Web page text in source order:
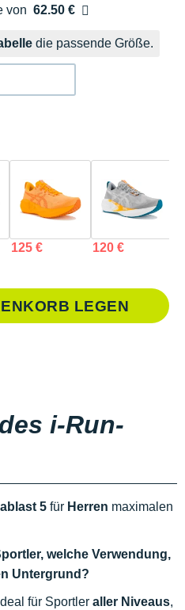
von 62.50 €
die passende Größe.
125 € 120 €
LEGEN
i-Run-
5 für Herren maximalen
welche Verwendung,
Untergrund?
für Sportler aller Niveaus,